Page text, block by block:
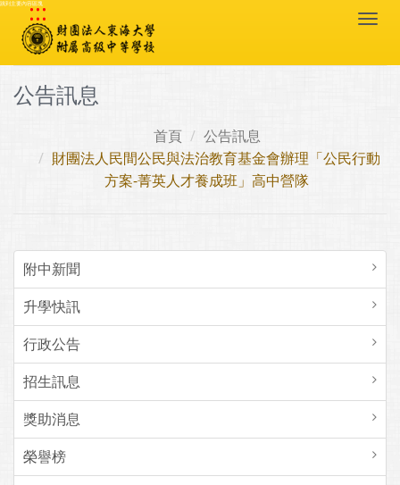
跳到主要內容區塊
:::
公告訊息
首頁
公告訊息
財團法人民間公民與法治教育基金會辦理「公民行動
方案-菁英人才養成班」高中營隊
附中新聞
升學快訊
行政公告
招生訊息
獎助消息
榮譽榜